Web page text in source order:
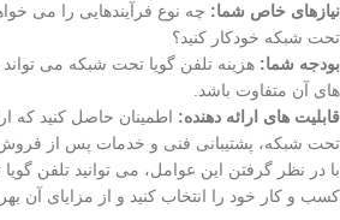
نیازهای خاص شما: چه نوع فرآیندهایی را می
تحت شبکه خودکار کنید؟
بودجه شما: هزینه تلفن گویا تحت شبکه می
های آن متفاوت باشد.
قابلیت های ارائه دهنده: اطمینان حاصل کنید که
تحت شبکه، پشتیبانی فنی و خدمات پس از فروش
با در نظر گرفتن این عوامل، می توانید تلفن
کسب و کار خود را انتخاب کنید و از مزایای آن